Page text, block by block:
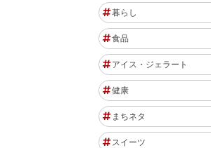
暮らし
食品
アイス・ジェラート
健康
まちネタ
スイーツ